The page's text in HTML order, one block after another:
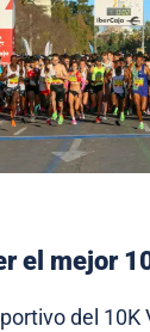
el mejor
del 10K